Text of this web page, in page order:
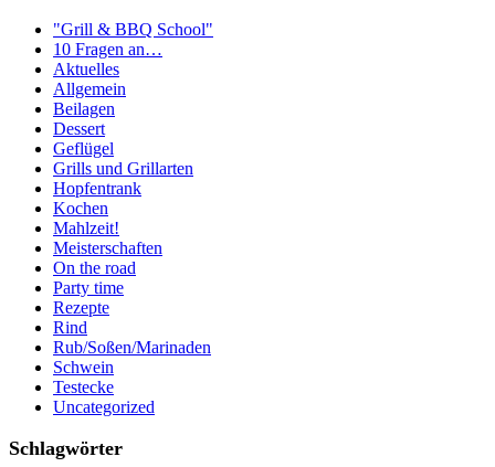
"Grill & BBQ School"
10 Fragen an…
Aktuelles
Allgemein
Beilagen
Dessert
Geflügel
Grills und Grillarten
Hopfentrank
Kochen
Mahlzeit!
Meisterschaften
On the road
Party time
Rezepte
Rind
Rub/Soßen/Marinaden
Schwein
Testecke
Uncategorized
Schlagwörter